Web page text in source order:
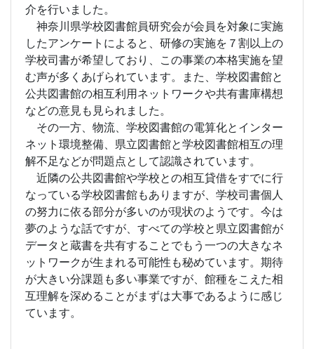
介を行いました。
神奈川県学校図書館員研究会が会員を対象に実施
したアンケートによると、研修の実施を７割以上の
学校司書が希望しており、この事業の本格実施を望
む声が多くあげられています。また、学校図書館と
公共図書館の相互利用ネットワークや共有書庫構想
などの意見も見られました。
その一方、物流、学校図書館の電算化とインター
ネット環境整備、県立図書館と学校図書館相互の理
解不足などが問題点として認識されています。
近隣の公共図書館や学校との相互貸借をすでに行
なっている学校図書館もありますが、学校司書個人
の努力に依る部分が多いのが現状のようです。今は
夢のような話ですが、すべての学校と県立図書館が
データと蔵書を共有することでもう一つの大きなネ
ットワークが生まれる可能性も秘めています。期待
が大きい分課題も多い事業ですが、館種をこえた相
互理解を深めることがまずは大事であるように感じ
ています。